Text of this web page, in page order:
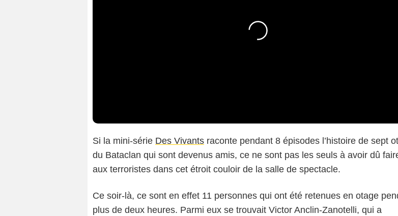
Si la mini-série Des Vivants raconte pendant 8 épisodes l’histoire de sept
du Bataclan qui sont devenus amis, ce ne sont pas les seuls à avoir dû
aux terroristes dans cet étroit couloir de la salle de spectacle.
Ce soir-là, ce sont en effet 11 personnes qui ont été retenues en otage
plus de deux heures. Parmi eux se trouvait Victor Anclin-Zanotelli, qui a